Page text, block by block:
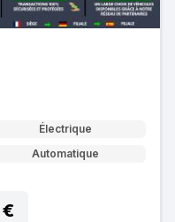
Électrique
Automatique